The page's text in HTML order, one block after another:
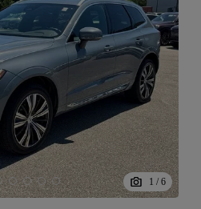
1 / 6